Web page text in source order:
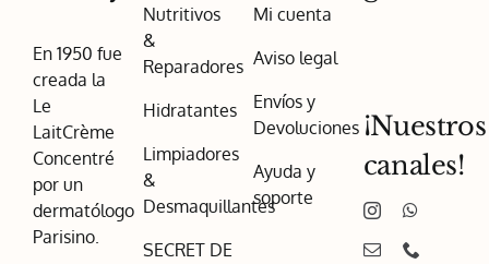
En 1950 fue
creada la
Le
LaitCrème
Concentré
por un
dermatólogo
Parisino.
Nutritivos
&
Reparadores
Hidratantes
Limpiadores
&
Desmaquillantes
SECRET DE
Mi cuenta
Aviso legal
Envíos y
Devoluciones
Ayuda y
soporte
¡Nuestros
canales!